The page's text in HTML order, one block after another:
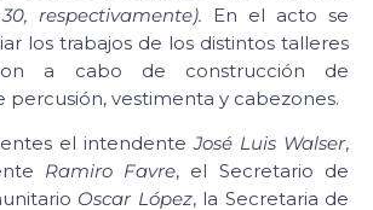
respectivamente). En el acto se
los trabajos de los distintos talleres
a cabo de construcción de
percusión, vestimenta y cabezones.
el intendenteJosé Luis Walser,
Ramiro Favre, el Secretario de
Oscar López, la Secretaria de